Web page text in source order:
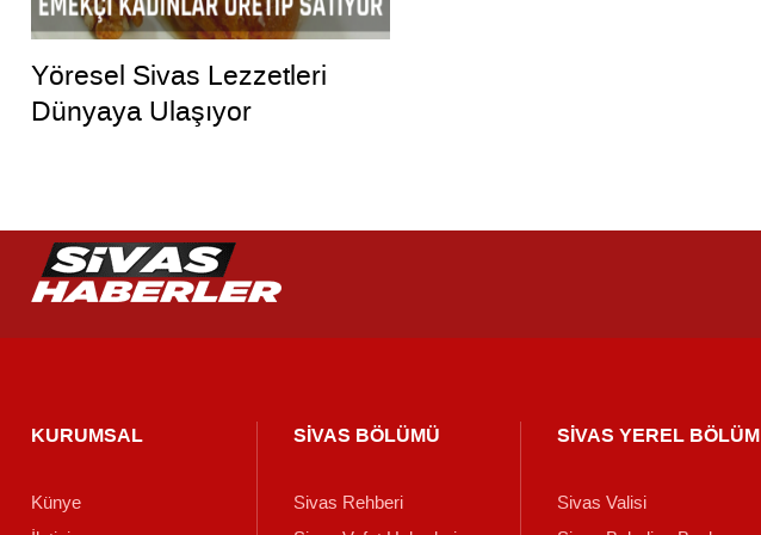
Yöresel Sivas Lezzetleri
Dünyaya Ulaşıyor
KURUMSAL
Künye
SİVAS BÖLÜMÜ
Sivas Rehberi
SİVAS YEREL BÖLÜM
Sivas Valisi